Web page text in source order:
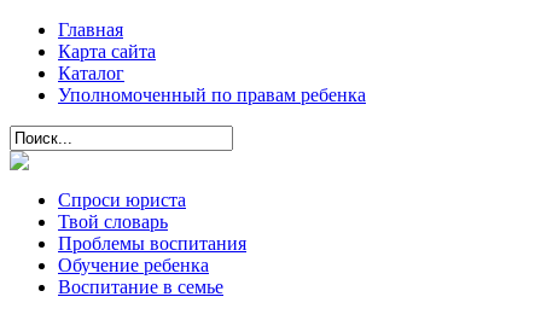
Главная
Карта сайта
Каталог
Уполномоченный по правам ребенка
Спроси юриста
Твой словарь
Проблемы воспитания
Обучение ребенка
Воспитание в семье